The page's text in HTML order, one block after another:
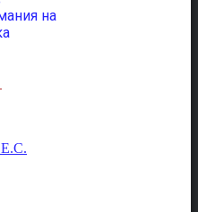
на